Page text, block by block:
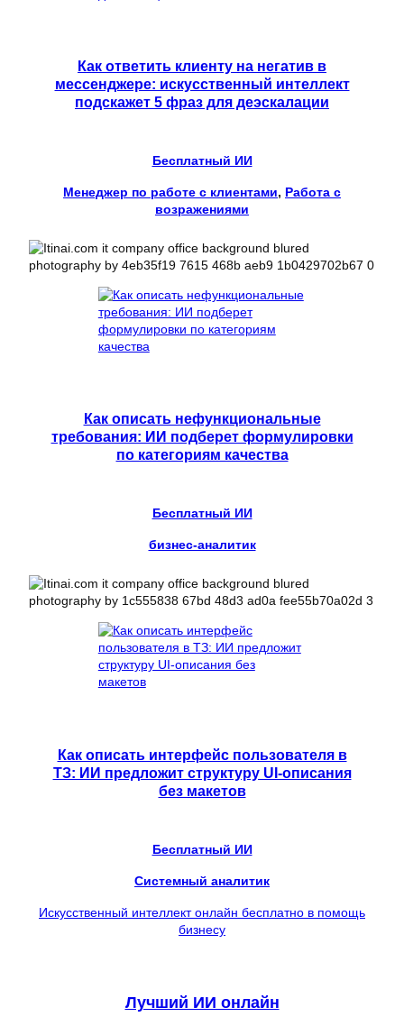
Как ответить клиенту на негатив в
мессенджере: искусственный интеллект
подскажет 5 фраз для деэскалации
Бесплатный ИИ
Менеджер по работе с клиентами, Работа с
возражениями
Как описать нефункциональные
требования: ИИ подберет формулировки
по категориям качества
Бесплатный ИИ
бизнес-аналитик
Как описать интерфейс пользователя в
ТЗ: ИИ предложит структуру UI-описания
без макетов
Бесплатный ИИ
Системный аналитик
Искусственный интеллект онлайн бесплатно в помощь
бизнесу
Лучший ИИ онлайн